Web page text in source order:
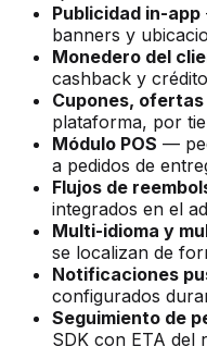
Publicidad in-app
banners y
Monedero del
cashback y
Cupones,
plataforma, por
Módulo POS —
a pedidos de
Flujos de
integrados en el
Multi-idioma y
se localizan de
Notificaciones
configurados
Seguimiento de
SDK con ETA del